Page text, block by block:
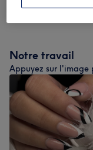
Notre travail
Appuyez sur l'image